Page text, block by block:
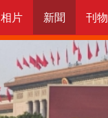
相片 新聞 刊物